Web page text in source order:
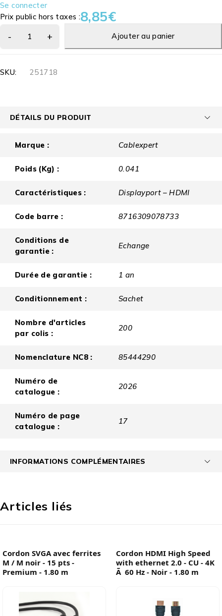
Se connecter
Prix public hors taxes :8,85€
Ajouter au panier
SKU: 251718
DÉTAILS DU PRODUIT
Marque : Cablexpert
Poids (Kg) : 0.041
Caractéristiques : Displayport – HDMI
Code barre : 8716309078733
Conditions de
garantie :
Echange
Durée de garantie : 1 an
Conditionnement : Sachet
Nombre d'articles
par colis :
200
Nomenclature NC8 : 85444290
Numéro de
catalogue :
2026
Numéro de page
catalogue :
17
INFORMATIONS COMPLÉMENTAIRES
Articles liés
Cordon SVGA avec ferrites
M / M noir - 15 pts -
Premium - 1.80 m
Cordon HDMI High Speed
with ethernet 2.0 - CU - 4K
Ã 60 Hz - Noir - 1.80 m